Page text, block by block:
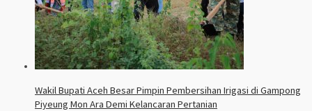
Wakil Bupati Aceh Besar Pimpin Pembersihan Irigasi di Gampong
Piyeung Mon Ara Demi Kelancaran Pertanian